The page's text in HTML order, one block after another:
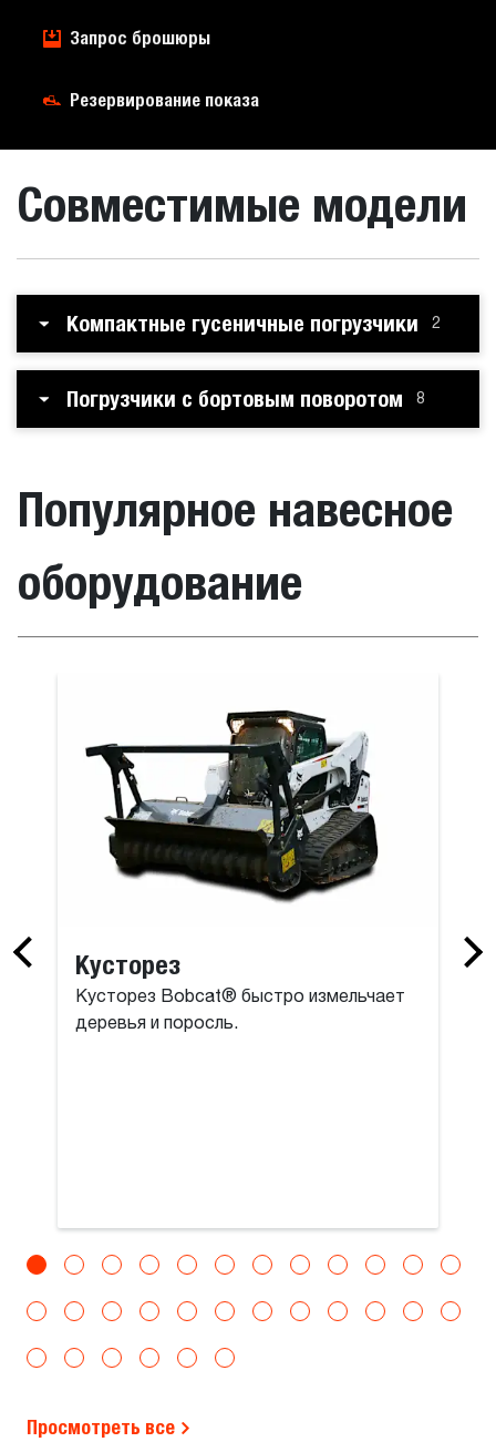
Запрос брошюры
Резервирование показа
Совместимые модели
Компактные гусеничные погрузчики 2
Погрузчики с бортовым поворотом 8
Популярное навесное
оборудование
Кусторез
Кусторез Bobcat® быстро измельчает
деревья и поросль.
Просмотреть все